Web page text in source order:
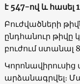
է 547-ով և հասել
Բուժվածների
ընդհանուր թիվը
բուժում ստանալ
արձանագրվել։